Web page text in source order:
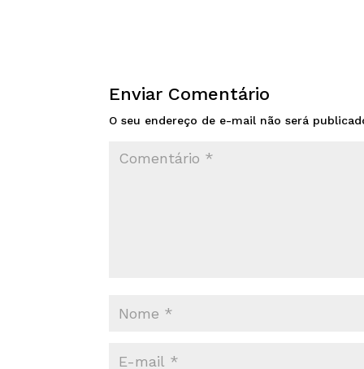
Enviar Comentário
O seu endereço de e-mail não será